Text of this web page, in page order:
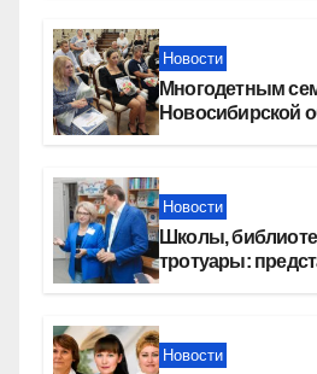
Новости
Многодетным
Новосибирской
Новости
Школы,
тротуары:
Новости